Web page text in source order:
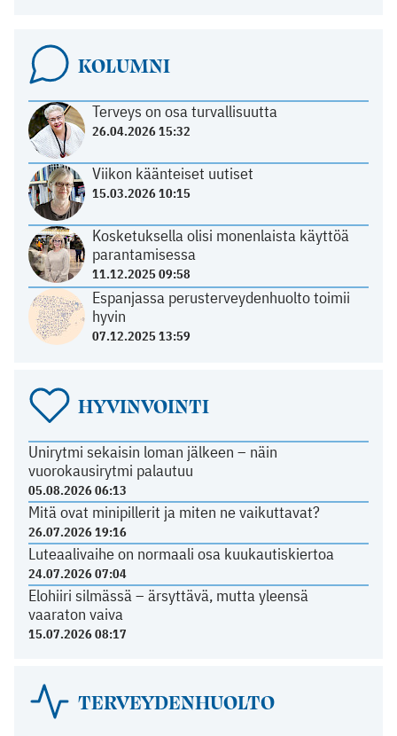
KOLUMNI
Terveys on osa turvallisuutta
26.04.2026 15:32
Viikon käänteiset uutiset
15.03.2026 10:15
Kosketuksella olisi monenlaista käyttöä
parantamisessa
11.12.2025 09:58
Espanjassa perusterveydenhuolto toimii
hyvin
07.12.2025 13:59
HYVINVOINTI
Unirytmi sekaisin loman jälkeen – näin
vuorokausirytmi palautuu
05.08.2026 06:13
Mitä ovat minipillerit ja miten ne vaikuttavat?
26.07.2026 19:16
Luteaalivaihe on normaali osa kuukautiskiertoa
24.07.2026 07:04
Elohiiri silmässä – ärsyttävä, mutta yleensä
vaaraton vaiva
15.07.2026 08:17
TERVEYDENHUOLTO